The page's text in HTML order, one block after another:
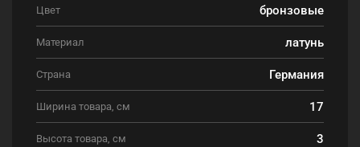
Цвет бронзовые
Материал латунь
Страна Германия
Ширина товара, см 17
Высота товара, см 3